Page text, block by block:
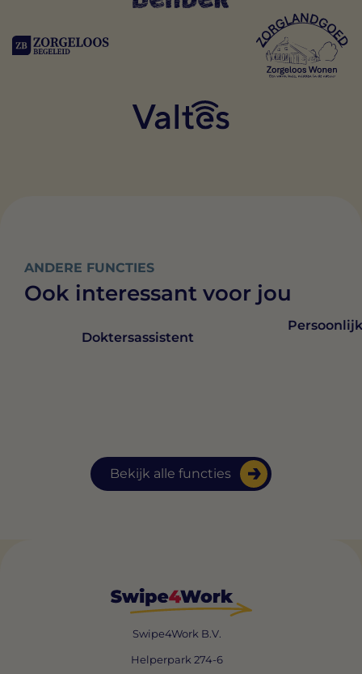
ANDERE FUNCTIES
Ook interessant voor jou
Bekijk alle functies
Doktersassistent
Swipe4Work B.V.
Helperpark 274-6